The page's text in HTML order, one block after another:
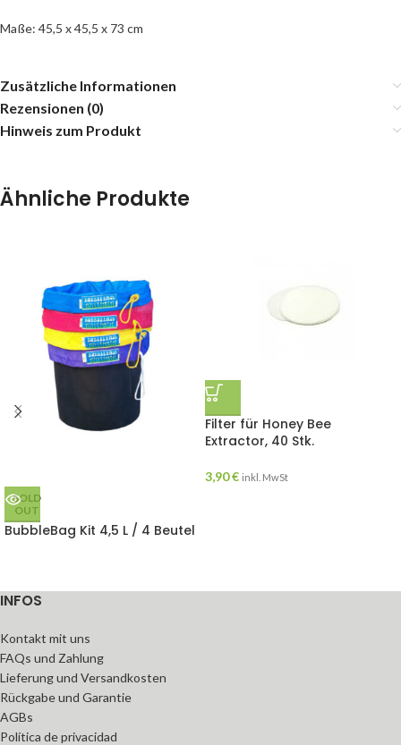
Maße: 45,5 x 45,5 x 73 cm
Zusätzliche Informationen
Rezensionen (0)
Hinweis zum Produkt
Ähnliche Produkte
SOLD
OUT
BubbleBag Kit 4,5 L / 4 Beutel
Filter für Honey Bee
Extractor, 40 Stk.
3,90€ inkl. MwSt
INFOS
Kontakt mit uns
FAQs und Zahlung
Lieferung und Versandkosten
Rückgabe und Garantie
AGBs
Política de privacidad